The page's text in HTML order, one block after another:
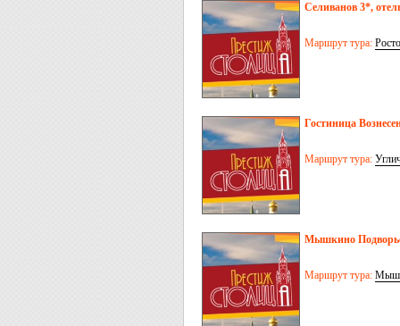
Селиванов 3*,
Маршрут тура:
Гостиница
Маршрут тура:
Мышкино
Маршрут тура: